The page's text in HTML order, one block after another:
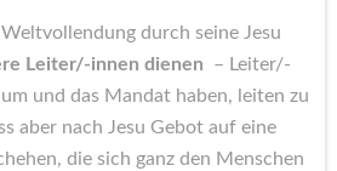
durch seine Jesu
Leiter/-innen dienen
– Leiter/-
und das Mandat haben, leiten zu
aber nach Jesu Gebot auf eine
die sich ganz den Menschen